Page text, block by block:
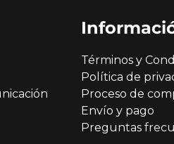
Términos y
Política de
Proceso de
Envío y pago
Preguntas